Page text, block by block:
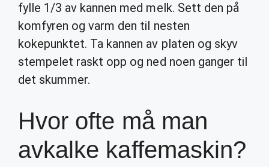
fylle 1/3 av kannen med melk. Sett den på
komfyren og varm den til nesten
kokepunktet. Ta kannen av platen og skyv
stempelet raskt opp og ned noen ganger til
det skummer.
Hvor ofte må man
avkalke kaffemaskin?